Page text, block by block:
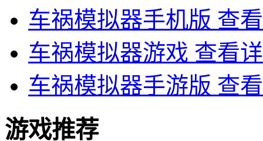
车祸模拟器手机版 查
车祸模拟器游戏 查看
车祸模拟器手游版 查
游戏推荐